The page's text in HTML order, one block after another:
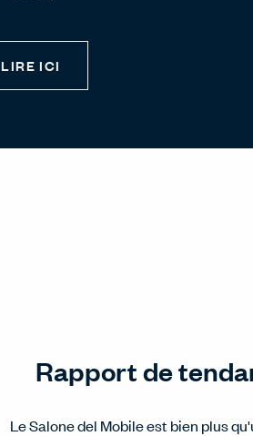
LIRE ICI
Rapport de
Le Salone del Mobile est bien plus